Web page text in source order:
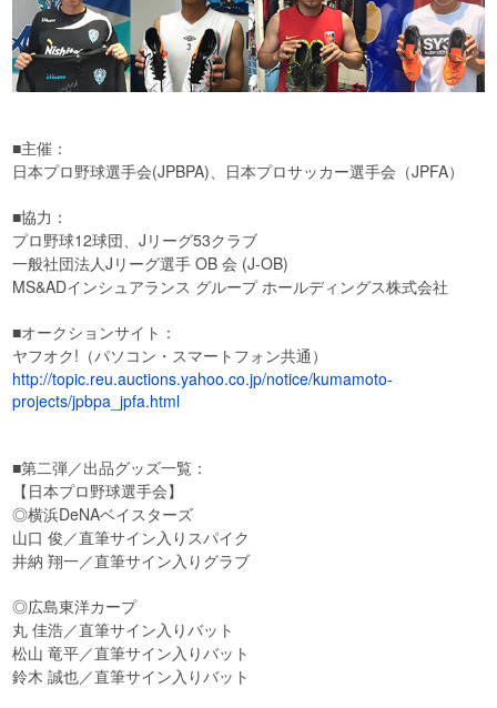
■主催：
日本プロ野球選手会(JPBPA)、日本プロサッカー選手会（JPFA）
■協力：
プロ野球12球団、Jリーグ53クラブ
一般社団法人Jリーグ選手 OB 会 (J-OB)
MS&ADインシュアランス グループ ホールディングス株式会社
■オークションサイト：
ヤフオク!（パソコン・スマートフォン共通）
http://topic.reu.auctions.yahoo.co.jp/notice/kumamoto-
projects/jpbpa_jpfa.html
■第二弾／出品グッズ一覧：
【日本プロ野球選手会】
◎横浜DeNAベイスターズ
山口 俊／直筆サイン入りスパイク
井納 翔一／直筆サイン入りグラブ
◎広島東洋カープ
丸 佳浩／直筆サイン入りバット
松山 竜平／直筆サイン入りバット
鈴木 誠也／直筆サイン入りバット